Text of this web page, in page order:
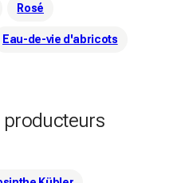
Rosé
Eau-de-vie d'abricots
producteurs